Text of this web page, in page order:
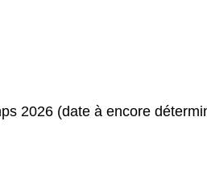
2026 (date à encore